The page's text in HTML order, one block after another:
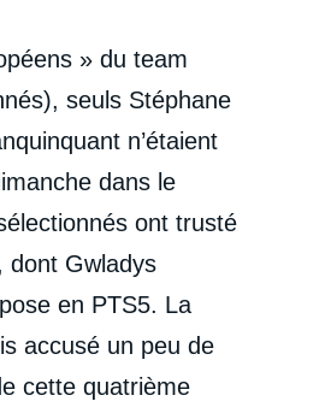
» du team
seuls Stéphane
n’étaient
dans le
ont trusté
dont Gwladys
en PTS5. La
accusé un peu de
cette quatrième